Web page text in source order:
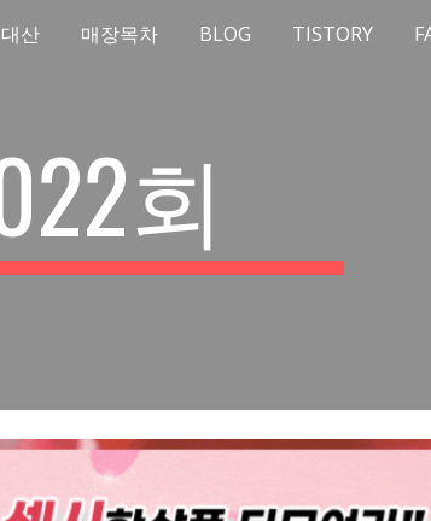
Skip to navigation
산 매장목차 BLOG TISTORY
2회